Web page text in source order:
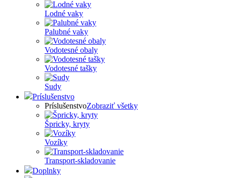
Lodné vaky
Palubné vaky
Vodotesné obaly
Vodotesné tašky
Sudy
Príslušenstvo
PríslušenstvoZobraziť všetky
Špricky, kryty
Vozíky
Transport-skladovanie
Doplnky